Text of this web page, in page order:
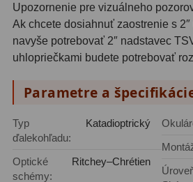
Ornitológia a príroda19
Vodeodolné13
Turistika a cestovanie 149
Šport 59
Divadelné
Astronomické 44
Upozornenie pre vizuálneho
Ak chcete dosiahnuť zaostrenie s
navyše potrebovať 2″ nadstavec
uhlopriečkami budete potrebovať
Parametre a
Typ
ďalekohľadu:
Katadioptrický
Optické
schémy:
Ritchey–Chrétien
Úroveň